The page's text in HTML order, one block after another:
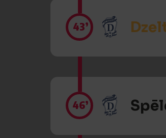
43’
46’